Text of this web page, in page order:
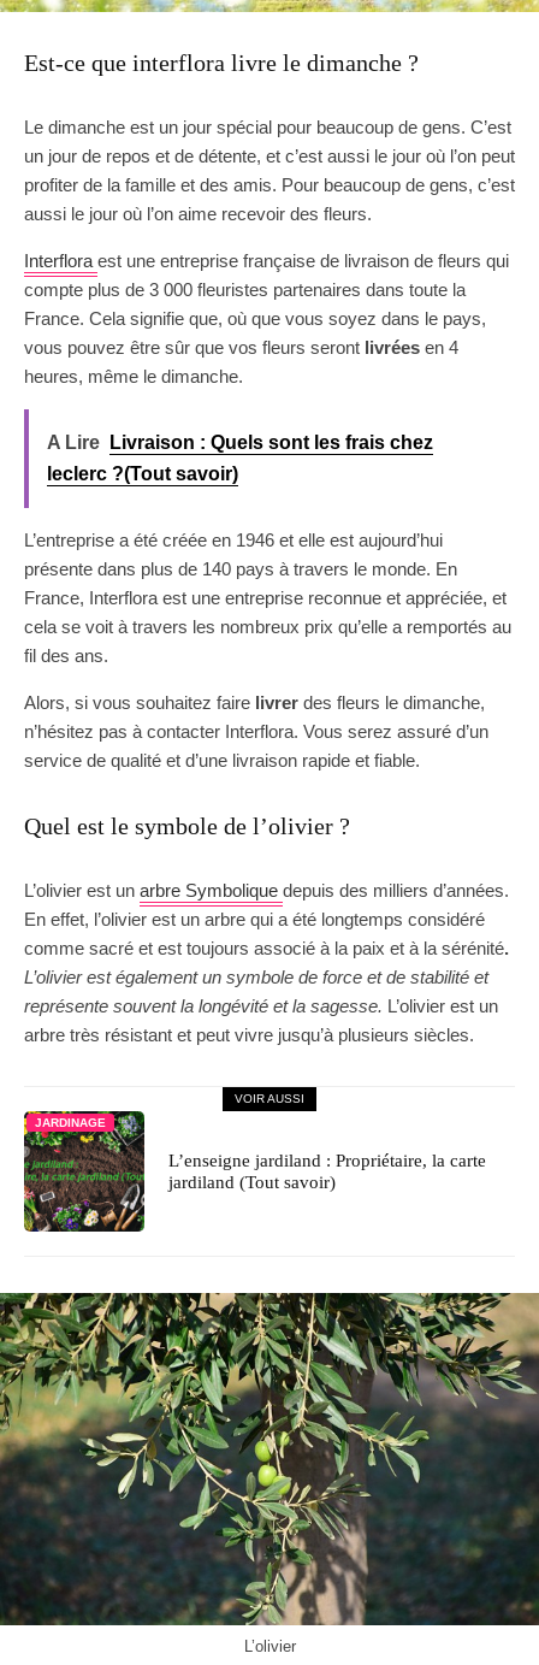
Est-ce que interflora livre le dimanche ?
Le dimanche est un jour spécial pour beaucoup de gens. C’est
un jour de repos et de détente, et c’est aussi le jour où l’on peut
profiter de la famille et des amis. Pour beaucoup de gens, c’est
aussi le jour où l’on aime recevoir des fleurs.
Interflora est une entreprise française de livraison de fleurs qui
compte plus de 3 000 fleuristes partenaires dans toute la
France. Cela signifie que, où que vous soyez dans le pays,
vous pouvez être sûr que vos fleurs seront livrées en 4
heures, même le dimanche.
A Lire
Livraison : Quels sont les frais chez
leclerc ?(Tout savoir)
L’entreprise a été créée en 1946 et elle est aujourd’hui
présente dans plus de 140 pays à travers le monde. En
France, Interflora est une entreprise reconnue et appréciée, et
cela se voit à travers les nombreux prix qu’elle a remportés au
fil des ans.
Alors, si vous souhaitez faire livrer des fleurs le dimanche,
n’hésitez pas à contacter Interflora. Vous serez assuré d’un
service de qualité et d’une livraison rapide et fiable.
Quel est le symbole de l’olivier ?
L’olivier est un arbre Symbolique depuis des milliers d’années.
En effet, l’olivier est un arbre qui a été longtemps considéré
comme sacré et est toujours associé à la paix et à la sérénité.
L’olivier est également un symbole de force et de stabilité et
représente souvent la longévité et la sagesse. L’olivier est un
arbre très résistant et peut vivre jusqu’à plusieurs siècles.
VOIR AUSSI
JARDINAGE
L’enseigne jardiland : Propriétaire, la carte
jardiland (Tout savoir)
L’olivier